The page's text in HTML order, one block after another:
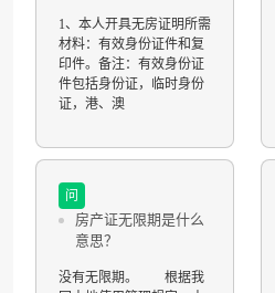
1、本人开具无房证明所需
材料：有效身份证件和复
印件。备注：有效身份证
件包括身份证，临时身份
证，港、澳
问
房产证无限期是什么
意思？
没有无限期。 根据我